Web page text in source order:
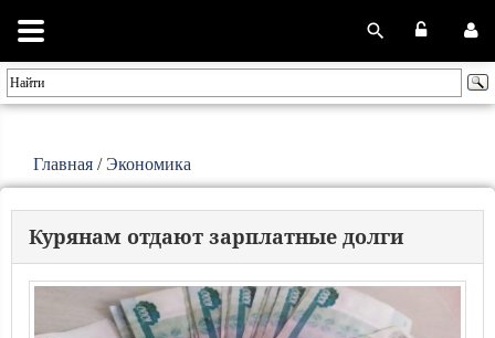
Главная / Экономика
Курянам отдают зарплатные долги